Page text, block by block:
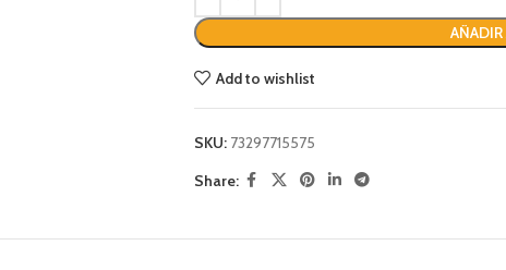
Add to wishlist
SKU: 73297715575
Share: